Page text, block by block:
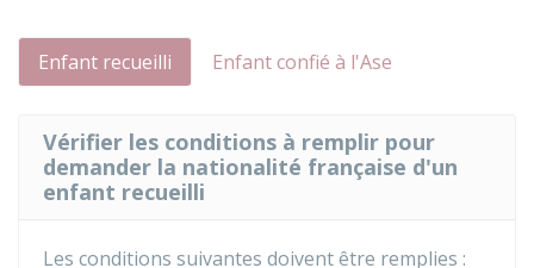
Enfant recueilli Enfant confié à l'Ase
Vérifier les conditions à remplir pour
demander la nationalité française d'un
enfant recueilli
Les conditions suivantes doivent être remplies :